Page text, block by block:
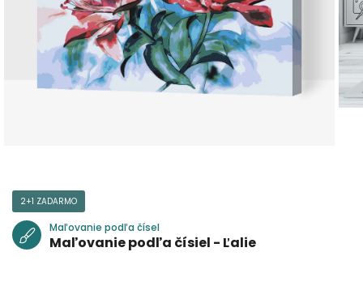
2+1 ZADARMO
Maľovanie podľa čísel
Maľovanie podľa čísiel - Ľalie